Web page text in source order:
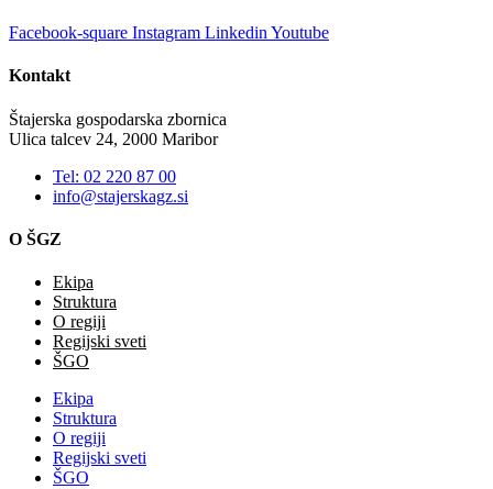
Facebook-square Instagram Linkedin Youtube
Kontakt
Štajerska gospodarska zbornica
Ulica talcev 24, 2000 Maribor
Tel: 02 220 87 00
info@stajerskagz.si
O ŠGZ
Ekipa
Struktura
O regiji
Regijski sveti
ŠGO
Ekipa
Struktura
O regiji
Regijski sveti
ŠGO